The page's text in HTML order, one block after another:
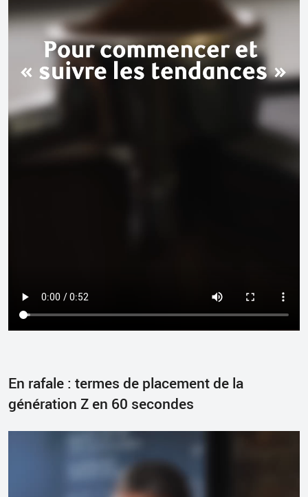
En rafale : termes de placement de la
génération Z en 60 secondes